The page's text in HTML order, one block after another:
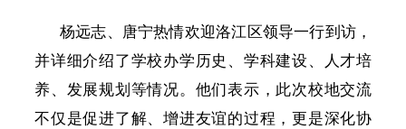
杨远志、唐宁热情欢迎洛江区领导一行到访，
并详细介绍了学校办学历史、学科建设、人才培
养、发展规划等情况。他们表示，此次校地交流
不仅是促进了解、增进友谊的过程，更是深化协